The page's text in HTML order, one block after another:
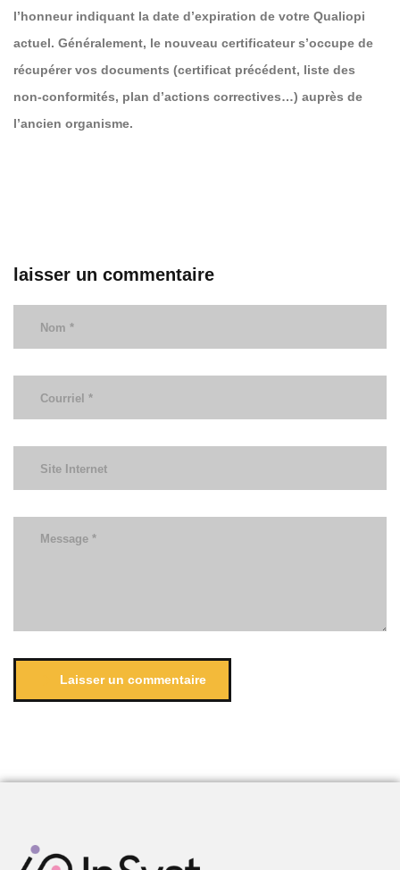
l’honneur indiquant la date d’expiration de votre Qualiopi
actuel. Généralement, le nouveau certificateur s’occupe de
récupérer vos documents (certificat précédent, liste des
non-conformités, plan d’actions correctives…) auprès de
l’ancien organisme.
laisser un commentaire
Laisser un commentaire